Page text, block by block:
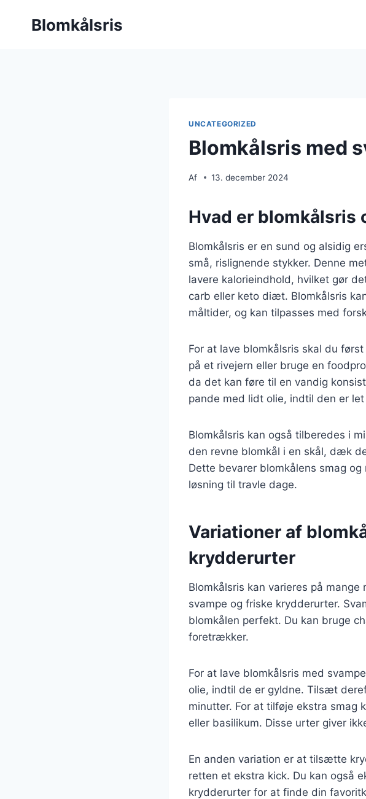
Blomkålsris
UNCATEGORIZED
Blomkålsris med
Af 13. december 2024
Hvad er blomkålsris
Blomkålsris er en sund og alsidig
små, rislignende stykker. Denne
lavere kalorieindhold, hvilket gør
carb eller keto diæt. Blomkålsris
måltider, og kan tilpasses med
For at lave blomkålsris skal du
på et rivejern eller bruge en
da det kan føre til en vandig
pande med lidt olie, indtil den er
Blomkålsris kan også tilberedes i
den revne blomkål i en skål, dæk
Dette bevarer blomkålens smag
løsning til travle dage.
Variationer af
krydderurter
Blomkålsris kan varieres på
svampe og friske krydderurter.
blomkålen perfekt. Du kan bruge
foretrækker.
For at lave blomkålsris med
olie, indtil de er gyldne. Tilsæt
minutter. For at tilføje ekstra smag
eller basilikum. Disse urter giver
En anden variation er at tilsætte
retten et ekstra kick. Du kan også
krydderurter for at finde din